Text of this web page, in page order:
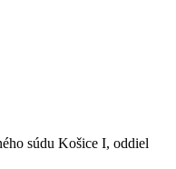
súdu Košice I, oddiel